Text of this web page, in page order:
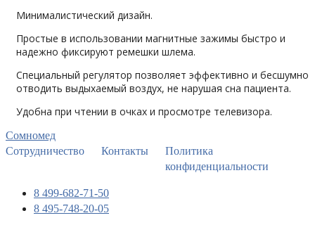
Минималистический дизайн.
Простые в использовании магнитные зажимы быстро и
надежно фиксируют ремешки шлема.
Специальный регулятор позволяет эффективно и бесшумно
отводить выдыхаемый воздух, не нарушая сна пациента.
Удобна при чтении в очках и просмотре телевизора.
Сомномед
Сотрудничество
Контакты
Политика
конфиденциальности
8 499-682-71-50
8 495-748-20-05